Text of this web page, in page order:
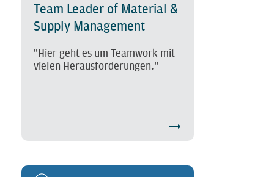
Team Leader of Material &
Supply Management
"Hier geht es um Teamwork mit
vielen Herausforderungen."